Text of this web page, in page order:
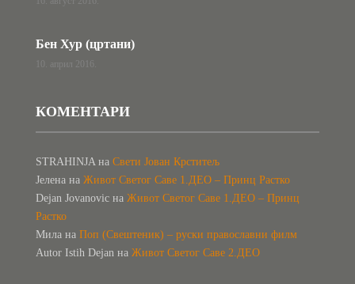
Бен Хур (цртани)
10. април 2016.
КОМЕНТАРИ
STRAHINJAна Свети Јован Крститељ
Јеленана Живот Светог Саве 1.ДЕО – Принц Растко
Dejan Jovanovicна Живот Светог Саве 1.ДЕО – Принц
Растко
Милана Поп (Свештеник) – руски православни филм
Autor Istih Dejanна Живот Светог Саве 2.ДЕО